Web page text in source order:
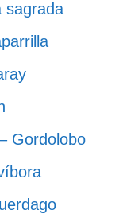
sagrada
Gordolobo